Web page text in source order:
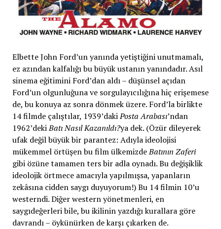
Elbette John Ford’un yanında yetiştiğini unutmamalı,
ez azından kalfalığı bu büyük ustanın yanındadır. Asıl
sinema eğitimini Ford’dan aldı – düşünsel açıdan
Ford’un olgunluğuna ve sorgulayıcılığına hiç erişemese
de, bu konuya az sonra dönmek üzere. Ford’la birlikte
14 filmde çalıştılar, 1939’dakiPosta Arabası’ndan
1962’dekiBatı Nasıl Kazanıldı?ya dek. (Özür dileyerek
ufak değil büyük bir parantez: Adıyla ideolojisi
mükemmel örtüşen bu film ülkemizdeBatının Zaferi
gibi özüne tamamen ters bir adla oynadı. Bu değişiklik
ideolojik örtmece amacıyla yapılmışsa, yapanların
zekâsına cidden saygı duyuyorum!) Bu 14 filmin 10’u
westerndi. Diğer western yönetmenleri, en
saygıdeğerleri bile, bu ikilinin yazdığı kurallara göre
davrandı – öykünürken de karşı çıkarken de.